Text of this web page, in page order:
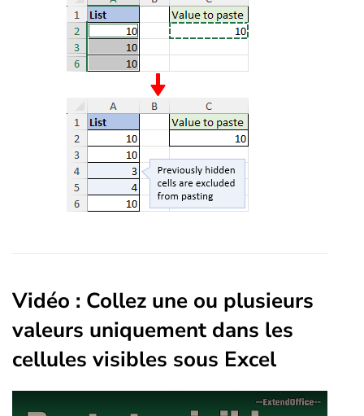
Vidéo : Collez une ou plusieurs
valeurs uniquement dans les
cellules visibles sous Excel